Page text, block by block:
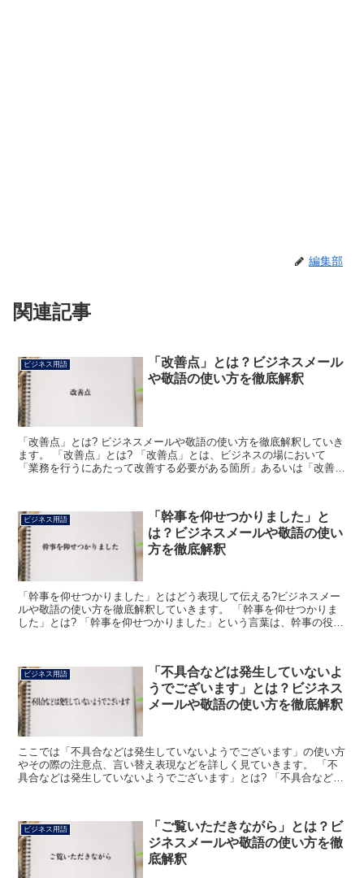
編集部
関連記事
ビジネス用語
「改善点」とは？ビジネスメール
や敬語の使い方を徹底解釈
「改善点」とは? ビジネスメールや敬語の使い方を徹底解釈していき
ます。 「改善点」とは? 「改善点」とは、ビジネスの場において
「業務を行うにあたって改善する必要がある箇所」あるいは「改善し
ビジネス用語
「幹事を仰せつかりました」と
は？ビジネスメールや敬語の使い
方を徹底解釈
「幹事を仰せつかりました」とはどう表現して伝える?ビジネスメー
ルや敬語の使い方を徹底解釈していきます。 「幹事を仰せつかりま
した」とは? 「幹事を仰せつかりました」という言葉は、幹事の役割
ビジネス用語
「不具合などは発生していないよ
うでございます」とは？ビジネス
メールや敬語の使い方を徹底解釈
ここでは「不具合などは発生していないようでございます」の使い方
やその際の注意点、言い替え表現などを詳しく見ていきます。 「不
具合などは発生していないようでございます」とは? 「不具合などは
ビジネス用語
「ご覧いただきながら」とは？ビ
ジネスメールや敬語の使い方を徹
底解釈